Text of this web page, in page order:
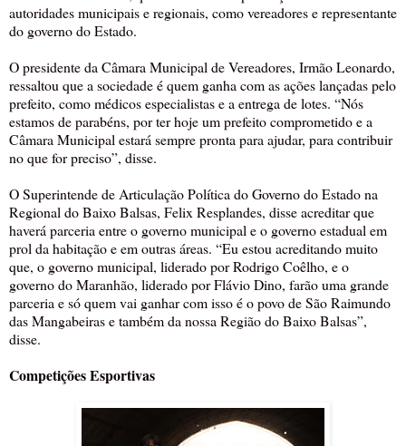
autoridades municipais e regionais, como vereadores e representante
do governo do Estado.
O presidente da Câmara Municipal de Vereadores, Irmão Leonardo,
ressaltou que a sociedade é quem ganha com as ações lançadas pelo
prefeito, como médicos especialistas e a entrega de lotes. “Nós
estamos de parabéns, por ter hoje um prefeito comprometido e a
Câmara Municipal estará sempre pronta para ajudar, para contribuir
no que for preciso”, disse.
O Superintende de Articulação Política do Governo do Estado na
Regional do Baixo Balsas, Felix Resplandes, disse acreditar que
haverá parceria entre o governo municipal e o governo estadual em
prol da habitação e em outras áreas. “Eu estou acreditando muito
que, o governo municipal, liderado por Rodrigo Coêlho, e o
governo do Maranhão, liderado por Flávio Dino, farão uma grande
parceria e só quem vai ganhar com isso é o povo de São Raimundo
das Mangabeiras e também da nossa Região do Baixo Balsas”,
disse.
Competições Esportivas